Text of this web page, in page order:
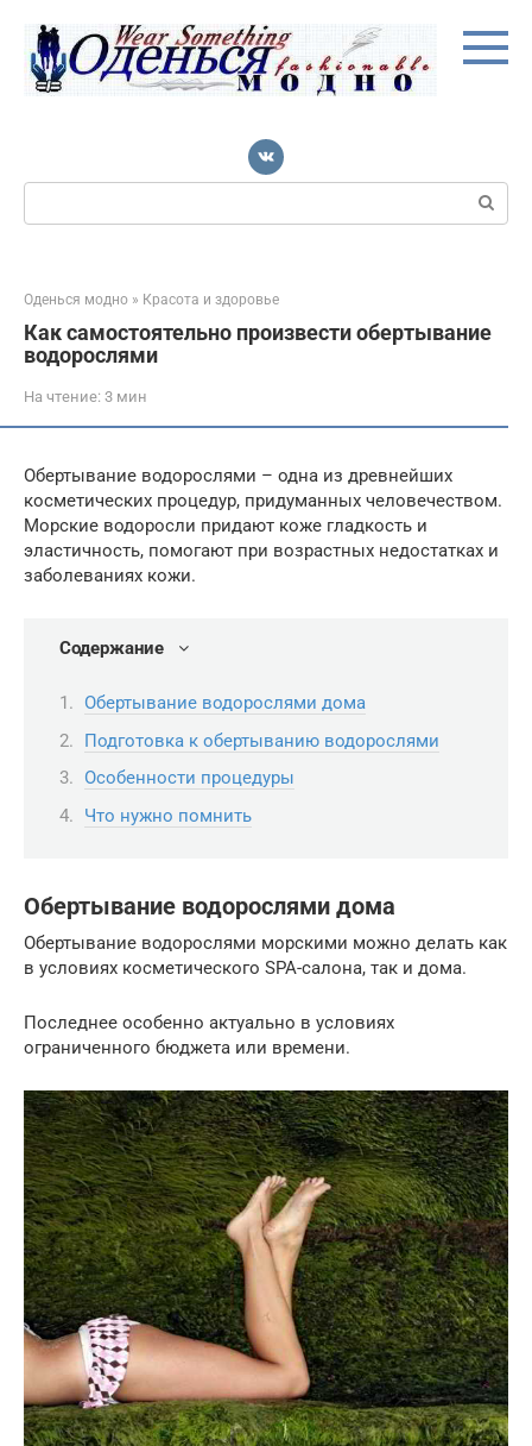
контенту
Поиск:
Оденься модно » Красота и здоровье
Как самостоятельно произвести обертывание
водорослями
На чтение: 3 мин
Обертывание водорослями – одна из древнейших
косметических процедур, придуманных человечеством.
Морские водоросли придают коже гладкость и
эластичность, помогают при возрастных недостатках и
заболеваниях кожи.
Содержание
Обертывание водорослями дома
Подготовка к обертыванию водорослями
Особенности процедуры
Что нужно помнить
Обертывание водорослями дома
Обертывание водорослями морскими можно делать как
в условиях косметического SPA-салона, так и дома.
Последнее особенно актуально в условиях
ограниченного бюджета или времени.